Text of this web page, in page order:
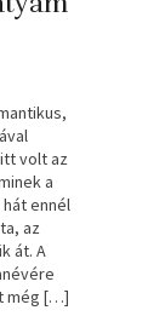
volt az
a
ennél
az
át. A
még […]